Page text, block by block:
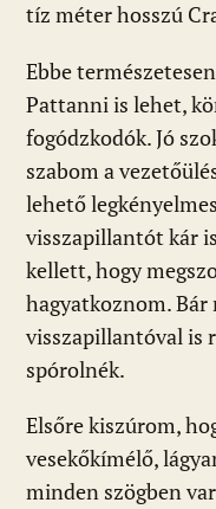
tíz méter hosszú
Ebbe
Pattanni is lehet,
fogódzkodók. Jó
szabom a
lehető
visszapillantót kár
kellett, hogy
hagyatkoznom. Bár
visszapillantóval is
spórolnék.
Elsőre kiszúrom,
vesekőkímélő,
minden szögben